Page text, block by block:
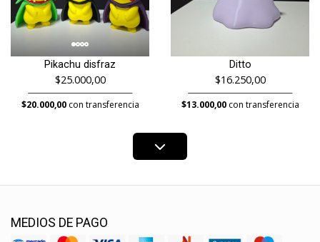
Pikachu disfraz
$25.000,00
$20.000,00con transferencia
Ditto
$16.250,00
$13.000,00con transferencia
MEDIOS DE PAGO